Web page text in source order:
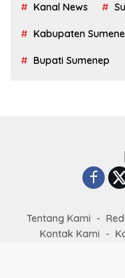
Kanal News
Kabupaten
Bupati Sumenep
Tentang Kami
Kontak Kami